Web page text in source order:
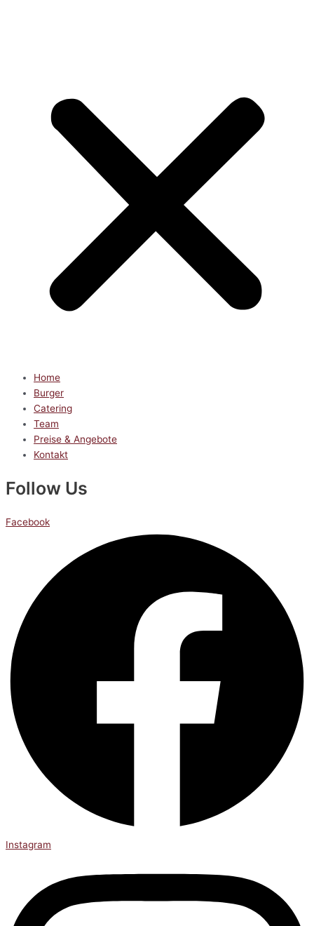
Home
Burger
Catering
Team
Preise & Angebote
Kontakt
Follow Us
Facebook
Instagram